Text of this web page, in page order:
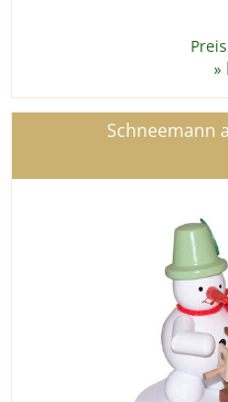
»
Schneemann